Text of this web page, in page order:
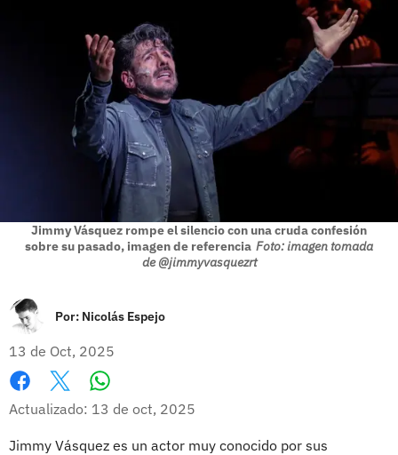
Jimmy Vásquez rompe el silencio con una cruda confesión
sobre su pasado, imagen de referencia Foto: imagen tomada
de @jimmyvasquezrt
Por: Nicolás Espejo
13 de Oct, 2025
Facebook
X
Actualizado: 13 de oct, 2025
Jimmy Vásquez es un actor muy conocido por sus